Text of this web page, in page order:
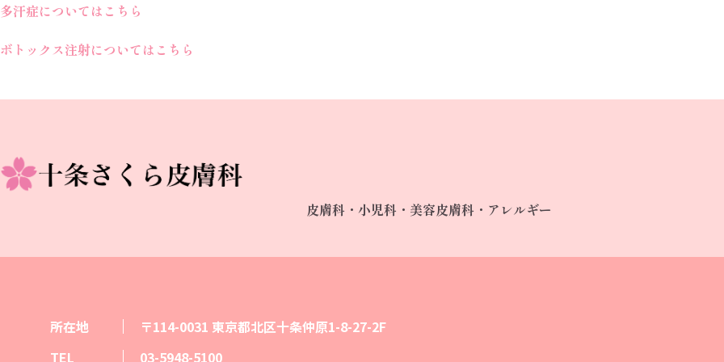
多汗症についてはこちら
ボトックス注射についてはこちら
皮膚科・小児科・美容皮膚科・アレルギー
所在地 〒114-0031 東京都北区十条仲原1-8-27-2F
TEL
03-5948-5100